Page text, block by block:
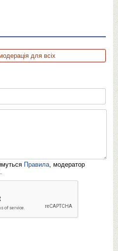
для всіх
Правила, модератор